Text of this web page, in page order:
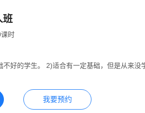
班
时
不好的学生。 2)适合有一定基础，但是从来没
我要预约